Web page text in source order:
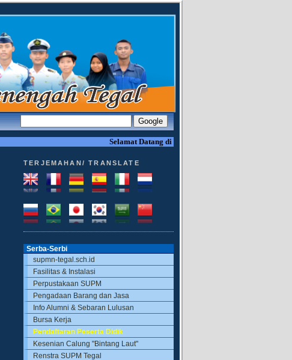
Selamat Datang di Website SUPM Tegal
TERJEMAHAN/ TRANSLATE
Serba-Serbi
supmn-tegal.sch.id
Fasilitas & Instalasi
Perpustakaan SUPM
Pengadaan Barang dan Jasa
Info Alumni & Sebaran Lulusan
Bursa Kerja
Pendaftaran Peserta Didik
Kesenian Calung "Bintang Laut"
Renstra SUPM Tegal